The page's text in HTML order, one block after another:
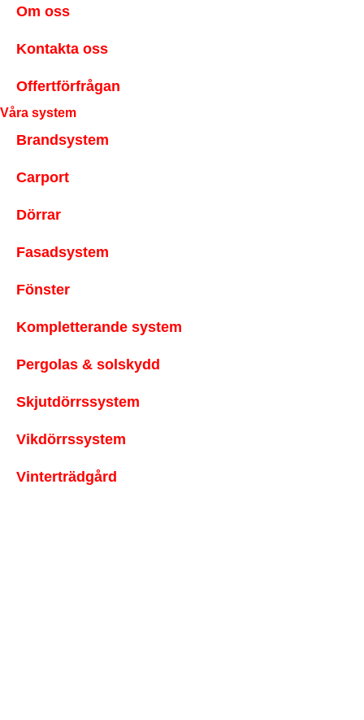
Om oss
Kontakta oss
Offertförfrågan
Våra system
Brandsystem
Carport
Dörrar
Fasadsystem
Fönster
Kompletterande system
Pergolas & solskydd
Skjutdörrssystem
Vikdörrssystem
Vinterträdgård